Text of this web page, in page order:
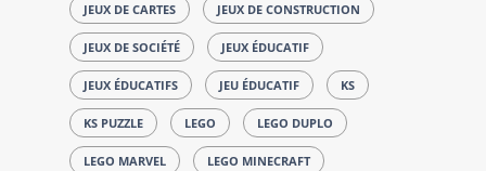
JEUX DE CARTES JEUX DE CONSTRUCTION
JEUX DE SOCIÉTÉ JEUX ÉDUCATIF
JEUX ÉDUCATIFS JEU ÉDUCATIF KS
KS PUZZLE LEGO LEGO DUPLO
LEGO MARVEL LEGO MINECRAFT